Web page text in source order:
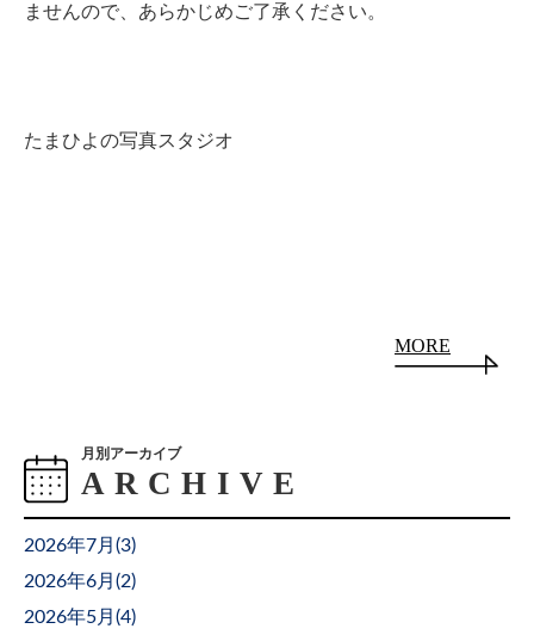
ませんので、あらかじめご了承ください。
たまひよの写真スタジオ
MORE
月別アーカイブ
2026年7月(3)
2026年6月(2)
2026年5月(4)